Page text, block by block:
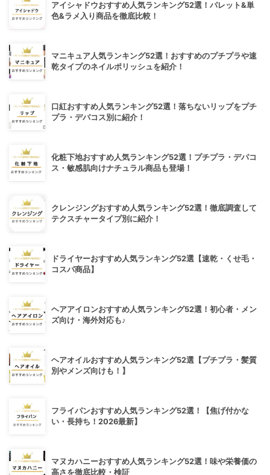
アイシャドウおすすめ人気ランキング52選！パレット&単
色&ラメ入り商品を徹底比較！
マニキュア人気ランキング52選！おすすめのプチプラや速
乾タイプのネイルポリッシュを紹介！
口紅おすすめ人気ランキング52選！落ちないリップをプチ
プラ・デパコス別に紹介！
化粧下地おすすめ人気ランキング52選！プチプラ・デパコ
ス・敏感肌向けナチュラル商品も登場！
クレンジングおすすめ人気ランキング52選！徹底調査して
テクスチャータイプ別に紹介！
ドライヤーおすすめ人気ランキング52選【速乾・くせ毛・
コスパ商品】
ヘアアイロンおすすめ人気ランキング52選！初心者・メン
ズ向け・海外対応も♪
ヘアオイルおすすめ人気ランキング52選【プチプラ・髪質
別やメンズ向けも！】
フライパンおすすめ人気ランキング52選！【焦げ付かな
い・長持ち！2026最新】
マヌカハニーおすすめ人気ランキング52選！味や栄養価の
高さを徹底比較・検証